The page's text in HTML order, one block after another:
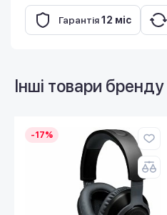
Гарантія12 міс
Інші товари бренду
-17%